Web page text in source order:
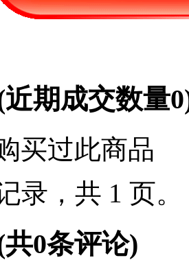
近期成交数量0
买过此商品
录，共 1 页。
0条评论)